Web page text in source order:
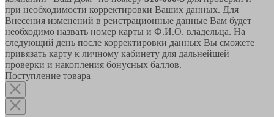
при необходимости корректировки Ваших данных. Для
Внесения изменений в реистрационные данные Вам будет
необходимо назвать номер карты и Ф.И.О. владельца. На
следующий день после корректировки данных Вы сможете
привязать карту к личному кабинету для дальнейшей
проверки и накопления бонусных баллов.
Поступление товара